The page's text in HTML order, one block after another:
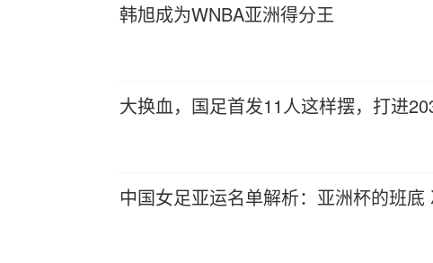
韩旭成为WNBA亚洲得分王
大换血，国足首发11人这样摆，打进
中国女足亚运名单解析：亚洲杯的班底